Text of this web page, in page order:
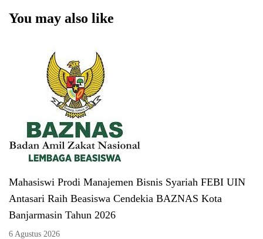
Nasional
You may also like
Mahasiswi Prodi Manajemen Bisnis Syariah FEBI UIN
Antasari Raih Beasiswa Cendekia BAZNAS Kota
Banjarmasin Tahun 2026
6 Agustus 2026